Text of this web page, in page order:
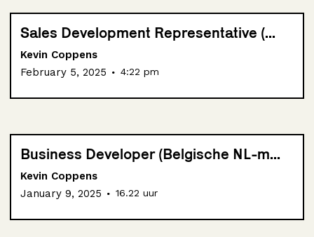
Sales Development Representative (...
Kevin Coppens
February 5, 2025 . 4:22 pm
Business Developer (Belgische NL-m...
Kevin Coppens
January 9, 2025 . 16.22 uur